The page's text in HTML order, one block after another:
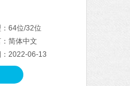
64位/32位
简体中文
2022-06-13